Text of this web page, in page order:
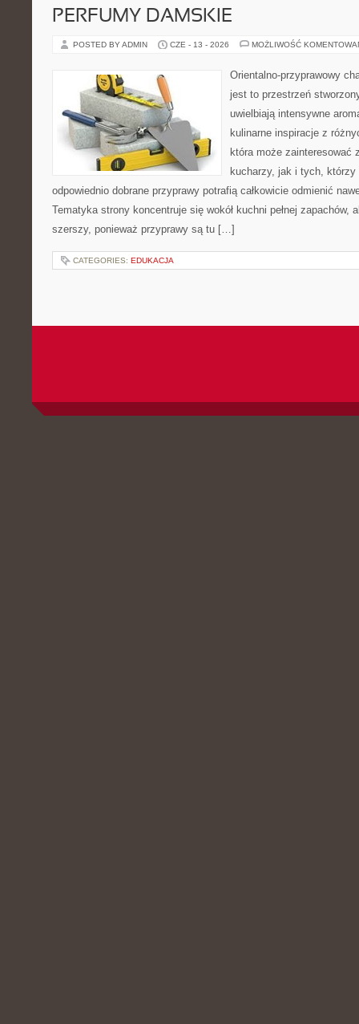
PERFUMY DAMSKIE
POSTED BY ADMIN CZE - 13 - 2026 MOŻLIWOŚĆ
Orientalno-przyprawowy
jest to przestrzeń
uwielbiają intensywne
kulinarne inspiracje z
która może zainteresować
kucharzy, jak i tych, którzy
odpowiednio dobrane przyprawy potrafią całkowicie odmienić
Tematyka strony koncentruje się wokół kuchni pełnej zapachów,
szerszy, ponieważ przyprawy są tu […]
CATEGORIES: EDUKACJA